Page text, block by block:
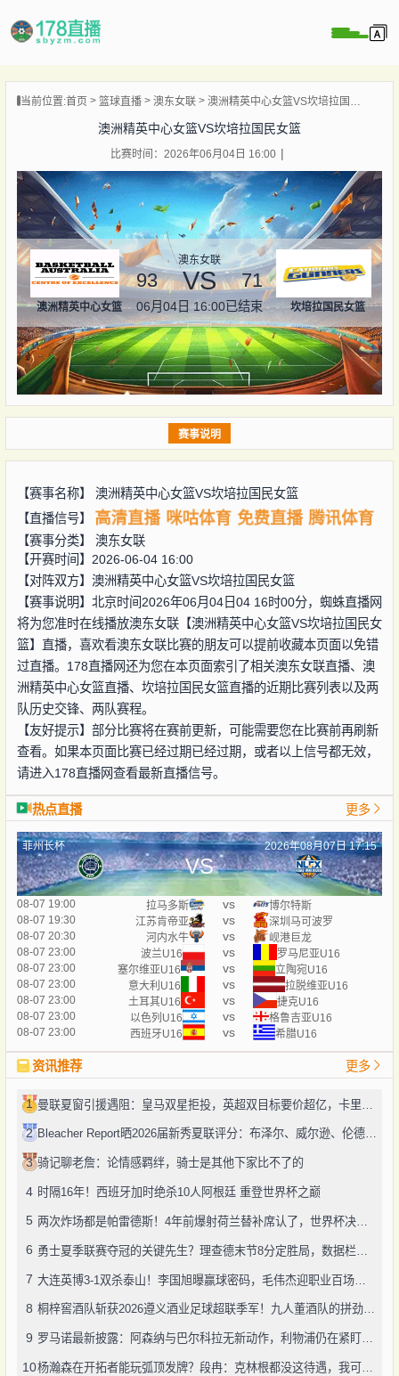
当前位置:首页 篮球直播 澳东女联 澳洲精英中心女篮VS坎培拉国民女篮
澳洲精英中心女篮VS坎培拉国民女篮
比赛时间：2026年06月04日 16:00
澳洲精英中心女篮
澳东女联
93 VS 71
06月04日 16:00已结束 坎培拉国民女篮
赛事说明
【赛事名称】 澳洲精英中心女篮VS坎培拉国民女篮
【直播信号】
高清直播 咪咕体育 免费直播 腾讯体育
【赛事分类】 澳东女联
【开赛时间】2026-06-04 16:00
【对阵双方】 澳洲精英中心女篮VS坎培拉国民女篮
【赛事说明】北京时间2026年06月04日04 16时00分，蜘蛛直播网
将为您准时在线播放澳东女联【澳洲精英中心女篮VS坎培拉国民女
篮】直播，喜欢看澳东女联比赛的朋友可以提前收藏本页面以免错
过直播。178直播网还为您在本页面索引了相关澳东女联直播、澳
洲精英中心女篮直播、坎培拉国民女篮直播的近期比赛列表以及两
队历史交锋、两队赛程。
【友好提示】部分比赛将在赛前更新，可能需要您在比赛前再刷新
查看。如果本页面比赛已经过期已经过期，或者以上信号都无效，
请进入178直播网查看最新直播信号。
热点直播 更多
菲州长杯 2026年08月07日 17:15
VS
08-07 19:00 拉马多斯 vs
博尔特斯
08-07 19:30
江苏肯帝亚 vs
深圳马可波罗
08-07 20:30
河内水牛 vs
岘港巨龙
08-07 23:00
波兰U16 vs
罗马尼亚U16
08-07 23:00
塞尔维亚U16 vs
立陶宛U16
08-07 23:00
意大利U16 vs
拉脱维亚U16
08-07 23:00
土耳其U16 vs
捷克U16
08-07 23:00
以色列U16 vs
格鲁吉亚U16
08-07 23:00
西班牙U16 vs 希腊U16
资讯推荐 更多
1
2 Bleacher Report晒2026届新秀夏联评分：布泽尔、威尔逊、伦德博格摘A
3 骑记聊老詹：论情感羁绊，骑士是其他下家比不了的
4 时隔16年！西班牙加时绝杀10人阿根廷 重登世界杯之巅
5 两次炸场都是帕雷德斯！4年前爆射荷兰替补席认了，世界杯决赛再演冲突
6
7 大连英博3-1双杀泰山！李国旭曝赢球密码，毛伟杰迎职业百场里程碑
8 桐梓窖酒队斩获2026遵义酒业足球超联季军！九人董酒队的拼劲太戳人
9 罗马诺最新披露：阿森纳与巴尔科拉无新动作，利物浦仍在紧盯目标
10 杨瀚森在开拓者能玩弧顶发牌？段冉：克林根都没这待遇，我可不太看好